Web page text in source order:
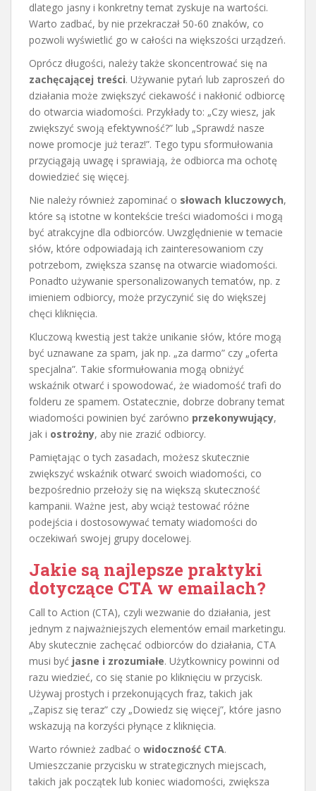
dlatego jasny i konkretny temat zyskuje na wartości.
Warto zadbać, by nie przekraczał 50-60 znaków, co
pozwoli wyświetlić go w całości na większości urządzeń.
Oprócz długości, należy także skoncentrować się na
zachęcającej treści. Używanie pytań lub zaproszeń do
działania może zwiększyć ciekawość i nakłonić odbiorcę
do otwarcia wiadomości. Przykłady to: „Czy wiesz, jak
zwiększyć swoją efektywność?” lub „Sprawdź nasze
nowe promocje już teraz!”. Tego typu sformułowania
przyciągają uwagę i sprawiają, że odbiorca ma ochotę
dowiedzieć się więcej.
Nie należy również zapominać o słowach kluczowych,
które są istotne w kontekście treści wiadomości i mogą
być atrakcyjne dla odbiorców. Uwzględnienie w temacie
słów, które odpowiadają ich zainteresowaniom czy
potrzebom, zwiększa szansę na otwarcie wiadomości.
Ponadto używanie spersonalizowanych tematów, np. z
imieniem odbiorcy, może przyczynić się do większej
chęci kliknięcia.
Kluczową kwestią jest także unikanie słów, które mogą
być uznawane za spam, jak np. „za darmo” czy „oferta
specjalna”. Takie sformułowania mogą obniżyć
wskaźnik otwarć i spowodować, że wiadomość trafi do
folderu ze spamem. Ostatecznie, dobrze dobrany temat
wiadomości powinien być zarówno przekonywujący,
jak i ostrożny, aby nie zrazić odbiorcy.
Pamiętając o tych zasadach, możesz skutecznie
zwiększyć wskaźnik otwarć swoich wiadomości, co
bezpośrednio przełoży się na większą skuteczność
kampanii. Ważne jest, aby wciąż testować różne
podejścia i dostosowywać tematy wiadomości do
oczekiwań swojej grupy docelowej.
Jakie są najlepsze praktyki
dotyczące CTA w emailach?
Call to Action (CTA), czyli wezwanie do działania, jest
jednym z najważniejszych elementów email marketingu.
Aby skutecznie zachęcać odbiorców do działania, CTA
musi być jasne i zrozumiałe. Użytkownicy powinni od
razu wiedzieć, co się stanie po kliknięciu w przycisk.
Używaj prostych i przekonujących fraz, takich jak
„Zapisz się teraz” czy „Dowiedz się więcej”, które jasno
wskazują na korzyści płynące z kliknięcia.
Warto również zadbać o widoczność CTA.
Umieszczanie przycisku w strategicznych miejscach,
takich jak początek lub koniec wiadomości, zwiększa